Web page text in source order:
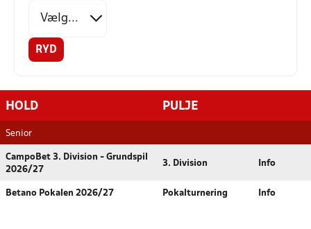
RYD
HOLD PULJE
Senior
CampoBet 3. Division - Grundspil
2026/27
3. Division Info
Betano Pokalen 2026/27 Pokalturnering Info